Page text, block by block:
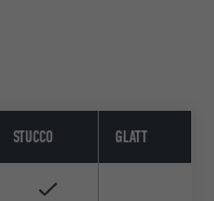
STUCCO GLATT